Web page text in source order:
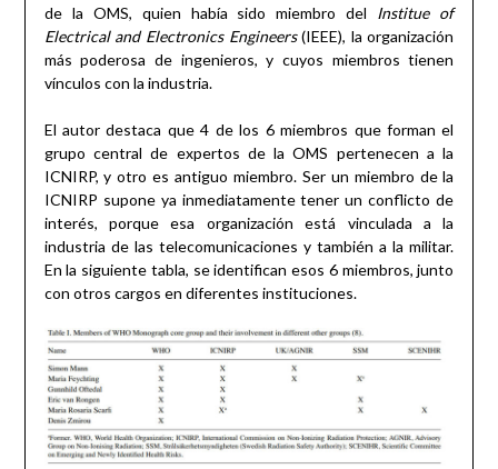
de la OMS, quien había sido miembro del Institue of
Electrical and Electronics Engineers(IEEE), la organización
más poderosa de ingenieros, y cuyos miembros tienen
vínculos con la industria.
El autor destaca que 4 de los 6 miembros que forman el
grupo central de expertos de la OMS pertenecen a la
ICNIRP, y otro es antiguo miembro. Ser un miembro de la
ICNIRP supone ya inmediatamente tener un conflicto de
interés, porque esa organización está vinculada a la
industria de las telecomunicaciones y también a la militar.
En la siguiente tabla, se identifican esos 6 miembros, junto
con otros cargos en diferentes instituciones.